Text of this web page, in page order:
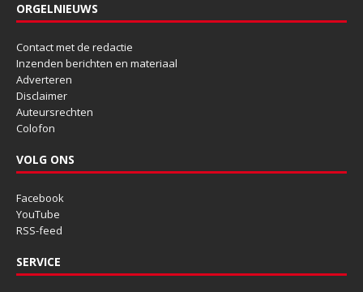
ORGELNIEUWS
Contact met de redactie
Inzenden berichten en materiaal
Adverteren
Disclaimer
Auteursrechten
Colofon
VOLG ONS
Facebook
YouTube
RSS-feed
SERVICE